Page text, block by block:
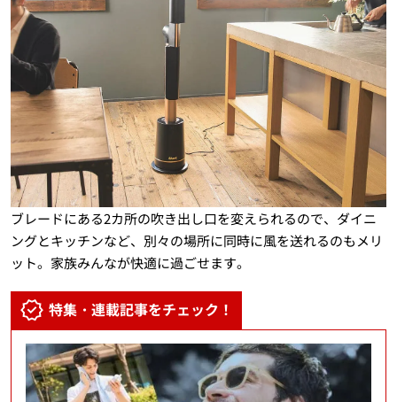
ブレードにある2カ所の吹き出し口を変えられるので、ダイニ
ングとキッチンなど、別々の場所に同時に風を送れるのもメリ
ット。家族みんなが快適に過ごせます。
特集・連載記事をチェック！